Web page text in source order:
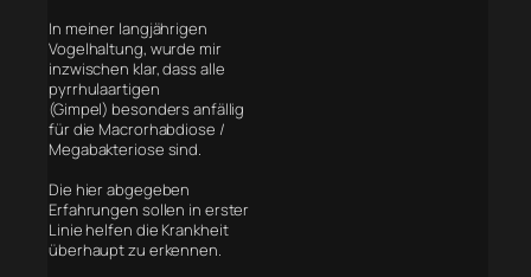
In meiner langjährigen
Vogelhaltung, wurde mir
inzwischen klar, dass alle
pyrrhulaartigen
(Gimpel) besonders anfällig
für die Macrorhabdiose /
Megabakteriose sind.
Die hier abgegeben
Erfahrungen sollen in erster
Linie helfen die Krankheit
überhaupt zu erkennen.